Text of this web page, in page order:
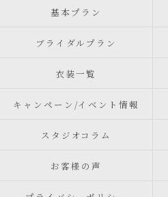
基本プラン
ブライダルプラン
衣装一覧
キャンペーン/イベント情報
スタジオコラム
お客様の声